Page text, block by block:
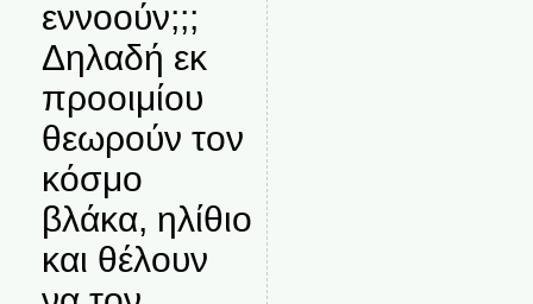
εννοούν;;;
Δηλαδή εκ
προοιμίου
θεωρούν τον
κόσμο
βλάκα, ηλίθιο
και θέλουν